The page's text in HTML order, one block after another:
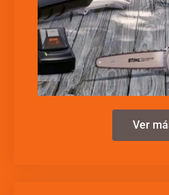
Ver